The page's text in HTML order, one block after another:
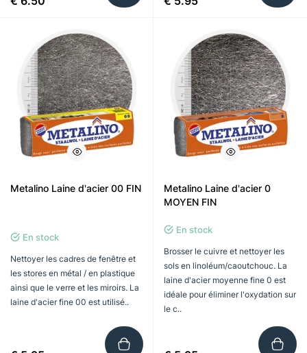
Metalino Laine d'acier 00 FIN
En stock
Nettoyer les cadres de fenêtre et
les stores en métal / en plastique
ainsi que le verre et les miroirs. La
laine d'acier fine 00 est utilisé..
Metalino Laine d'acier 0
MOYEN FIN
En stock
Brosser le cuivre et nettoyer les
sols en linoléum/caoutchouc. La
laine d'acier moyenne fine 0 est
idéale pour éliminer l'oxydation sur
le c..